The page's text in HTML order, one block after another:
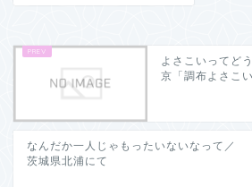
よさこいってど
京「調布よさこ
なんだか一人じゃもったいないなって／
茨城県北浦にて